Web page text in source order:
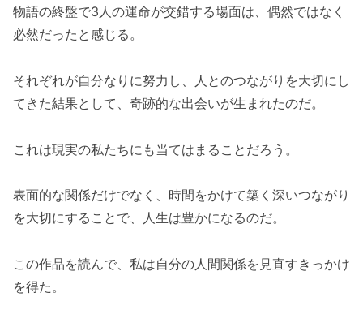
物語の終盤で3人の運命が交錯する場面は、偶然ではなく
必然だったと感じる。
それぞれが自分なりに努力し、人とのつながりを大切にし
てきた結果として、奇跡的な出会いが生まれたのだ。
これは現実の私たちにも当てはまることだろう。
表面的な関係だけでなく、時間をかけて築く深いつながり
を大切にすることで、人生は豊かになるのだ。
この作品を読んで、私は自分の人間関係を見直すきっかけ
を得た。